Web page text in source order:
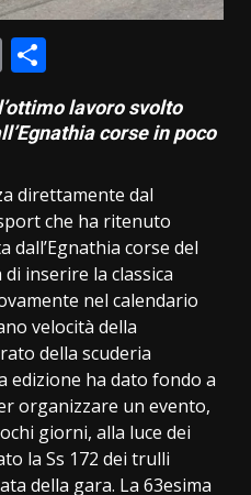
Copy
Link
lavoro svolto
corse in poco
direttamente dal
che ha ritenuto
dall’Egnathia corse del
inserire la classica
nel calendario
velocità della
della scuderia
edizione ha dato fondo a
organizzare un evento,
giorni, alla luce dei
la Ss 172 dei trulli
della gara. La 63esima